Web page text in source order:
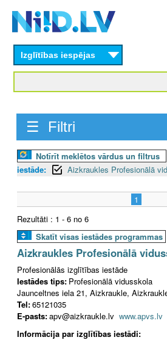
content
Izglītības iespējas
☰ Filtri
Notīrīt meklētos vārdus un filtrus
iestāde:
Aizkraukles Profesionālā
1
Rezultāti : 1 - 6 no 6
Skatīt visas iestādes programmas
Aizkraukles Profesionālā
Profesionālās izglītības iestāde
Iestādes tips: Profesionālā vidusskola
Jaunceltnes iela 21, Aizkraukle,
Tel:65121035
E-pasts:apv@aizkraukle.lv www.apvs.lv
Informācija par izglītības iestādi: